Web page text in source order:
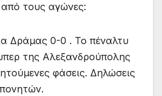
τους αγώνες:
Δράμας 0-0 . Το πέναλτυ
της Αλεξανδρούπολης
φάσεις. Δηλώσεις